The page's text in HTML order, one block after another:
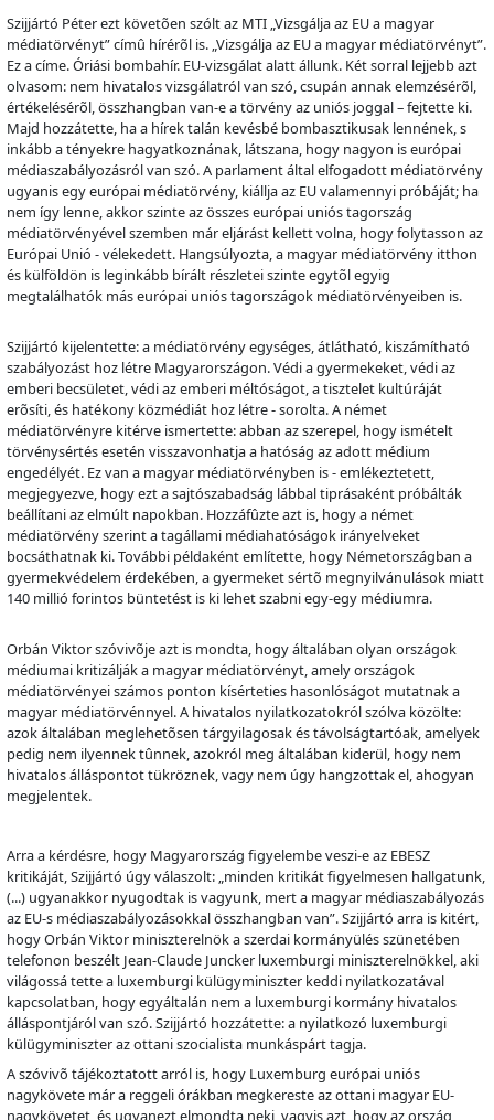
Szijjártó Péter ezt követõen szólt az MTI „Vizsgálja az EU a magyar
médiatörvényt” címû hírérõl is. „Vizsgálja az EU a magyar médiatörvényt”.
Ez a címe. Óriási bombahír. EU-vizsgálat alatt állunk. Két sorral lejjebb azt
olvasom: nem hivatalos vizsgálatról van szó, csupán annak elemzésérõl,
értékelésérõl, összhangban van-e a törvény az uniós joggal – fejtette ki.
Majd hozzátette, ha a hírek talán kevésbé bombasztikusak lennének, s
inkább a tényekre hagyatkoznának, látszana, hogy nagyon is európai
médiaszabályozásról van szó. A parlament által elfogadott médiatörvény
ugyanis egy európai médiatörvény, kiállja az EU valamennyi próbáját; ha
nem így lenne, akkor szinte az összes európai uniós tagország
médiatörvényével szemben már eljárást kellett volna, hogy folytasson az
Európai Unió - vélekedett. Hangsúlyozta, a magyar médiatörvény itthon
és külföldön is leginkább bírált részletei szinte egytõl egyig
megtalálhatók más európai uniós tagországok médiatörvényeiben is.
Szijjártó kijelentette: a médiatörvény egységes, átlátható, kiszámítható
szabályozást hoz létre Magyarországon. Védi a gyermekeket, védi az
emberi becsületet, védi az emberi méltóságot, a tisztelet kultúráját
erõsíti, és hatékony közmédiát hoz létre - sorolta. A német
médiatörvényre kitérve ismertette: abban az szerepel, hogy ismételt
törvénysértés esetén visszavonhatja a hatóság az adott médium
engedélyét. Ez van a magyar médiatörvényben is - emlékeztetett,
megjegyezve, hogy ezt a sajtószabadság lábbal tiprásaként próbálták
beállítani az elmúlt napokban. Hozzáfûzte azt is, hogy a német
médiatörvény szerint a tagállami médiahatóságok irányelveket
bocsáthatnak ki. További példaként említette, hogy Németországban a
gyermekvédelem érdekében, a gyermeket sértõ megnyilvánulások miatt
140 millió forintos büntetést is ki lehet szabni egy-egy médiumra.
Orbán Viktor szóvivõje azt is mondta, hogy általában olyan országok
médiumai kritizálják a magyar médiatörvényt, amely országok
médiatörvényei számos ponton kísérteties hasonlóságot mutatnak a
magyar médiatörvénnyel. A hivatalos nyilatkozatokról szólva közölte:
azok általában meglehetõsen tárgyilagosak és távolságtartóak, amelyek
pedig nem ilyennek tûnnek, azokról meg általában kiderül, hogy nem
hivatalos álláspontot tükröznek, vagy nem úgy hangzottak el, ahogyan
megjelentek.
Arra a kérdésre, hogy Magyarország figyelembe veszi-e az EBESZ
kritikáját, Szijjártó úgy válaszolt: „minden kritikát figyelmesen hallgatunk,
(...) ugyanakkor nyugodtak is vagyunk, mert a magyar médiaszabályozás
az EU-s médiaszabályozásokkal összhangban van”. Szijjártó arra is kitért,
hogy Orbán Viktor miniszterelnök a szerdai kormányülés szünetében
telefonon beszélt Jean-Claude Juncker luxemburgi miniszterelnökkel, aki
világossá tette a luxemburgi külügyminiszter keddi nyilatkozatával
kapcsolatban, hogy egyáltalán nem a luxemburgi kormány hivatalos
álláspontjáról van szó. Szijjártó hozzátette: a nyilatkozó luxemburgi
külügyminiszter az ottani szocialista munkáspárt tagja.
A szóvivõ tájékoztatott arról is, hogy Luxemburg európai uniós
nagykövete már a reggeli órákban megkereste az ottani magyar EU-
nagykövetet, és ugyanezt elmondta neki, vagyis azt, hogy az ország